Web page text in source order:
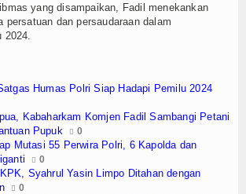
yang disampaikan, Fadil menekankan
persatuan dan persaudaraan dalam
2024.
Humas Polri Siap Hadapi Pemilu 2024
Kabaharkam Komjen Fadil Sambangi Petani
Pupuk
0
Mutasi 55 Perwira Polri, 6 Kapolda dan
0
Syahrul Yasin Limpo Ditahan dengan
0